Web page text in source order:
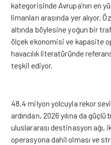
kategorisinde Avrupa’nın en
limanları arasında yer alıyor.
altında böylesine yoğun bir
ölçek ekonomisi ve kapasite
havacılık literatüründe
teşkil ediyor.
48,4 milyon yolcuyla rekor
ardından, 2026 yılına da
uluslararası destinasyon
operasyona dahil olması ve